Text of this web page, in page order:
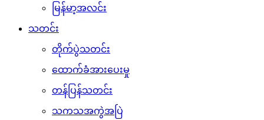
မြန်မာ့အလင်း
သတင်း
တိုက်ပွဲသတင်း
ထောက်ခံအားပေးမှု
တန်ပြန်သတင်း
သကသအကွဲအပြဲ